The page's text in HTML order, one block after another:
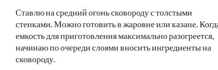
Ставлю на средний огонь сковороду с толстыми
стенками. Можно готовить в жаровне или казане.
емкость для приготовления максимально разогреется,
начинаю по очереди слоями вносить ингредиенты на
сковороду.